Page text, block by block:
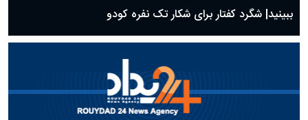
ببینید| شگرد کفتار برای شکار تک نفره کودو